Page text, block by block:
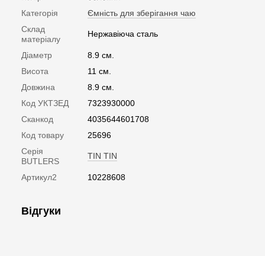
Категорія
Ємність для зберігання чаю
Склад
матеріалу
Нержавіюча сталь
Діаметр
8.9 см.
Висота
11 см.
Довжина
8.9 см.
Код УКТЗЕД
7323930000
Сканкод
4035644601708
Код товару
25696
Серія
BUTLERS
TIN TIN
Артикул2 10228608
Відгуки